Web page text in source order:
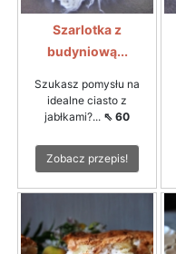
Szarlotka z
budyniową...
Szukasz pomysłu na
idealne ciasto z
jabłkami?... ⇖ 60
Zobacz przepis!